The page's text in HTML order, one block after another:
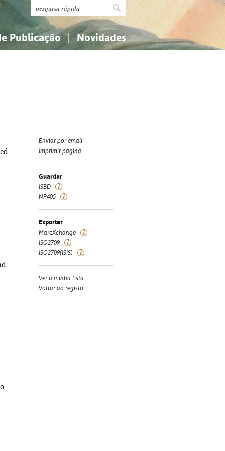
Publicação Novidades
Enviar por email
Imprimir página
Guardar
ISBD
NP405
Exportar
MarcXchange
ISO2709
ISO2709(ISIS)
Ver a minha lista
Voltar ao registo